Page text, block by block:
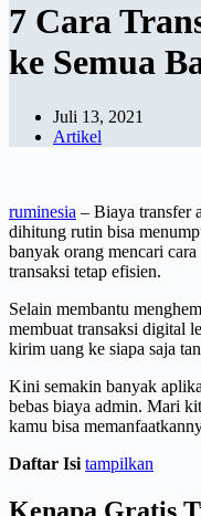
7 Cara
ke Semua
Juli 13, 2021
Artikel
ruminesia – Biaya transfer
dihitung rutin bisa
banyak orang mencari
transaksi tetap efisien.
Selain membantu
membuat transaksi digital
kirim uang ke siapa saja
Kini semakin banyak
bebas biaya admin. Mari
kamu bisa
Daftar Isi tampilkan
Kenapa Gratis